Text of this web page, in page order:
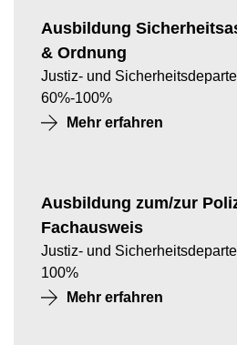
Ausbildung
& Ordnung
Justiz- und
60%-100%
Mehr erfahren
Ausbildung zum/zur
Fachausweis
Justiz- und
100%
Mehr erfahren